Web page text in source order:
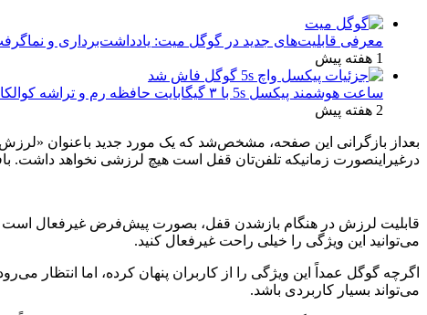
معرفی قابلیت‌های جدید در گوگل میت: یادداشت‌برداری و
1 هفته پیش
ساعت هوشمند پیکسل 5s با ۳ گیگابایت حافظه رم و تراشه کوالکام SW5100 در کنسول گوگل پلی ظاهر شد
2 هفته پیش
بعداز بازگرانی این صفحه، مشخص‌شد که یک مورد جدید باعنوان
درغیراینصورت زمانیکه تلفن‌تان قفل است هیچ لرزشی نخواهد داشت.
قابلیت لرزش در هنگام بازشدن قفل، بصورت پیش‌فرض غیرفعال است و
می‌توانید این ویژگی را خیلی راحت غیرفعال کنید.
می‌تواند بسیار کاربردی باشد.